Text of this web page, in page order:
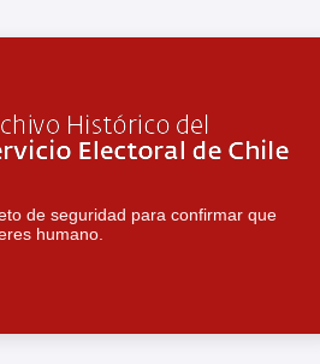
de seguridad para confirmar que
humano.